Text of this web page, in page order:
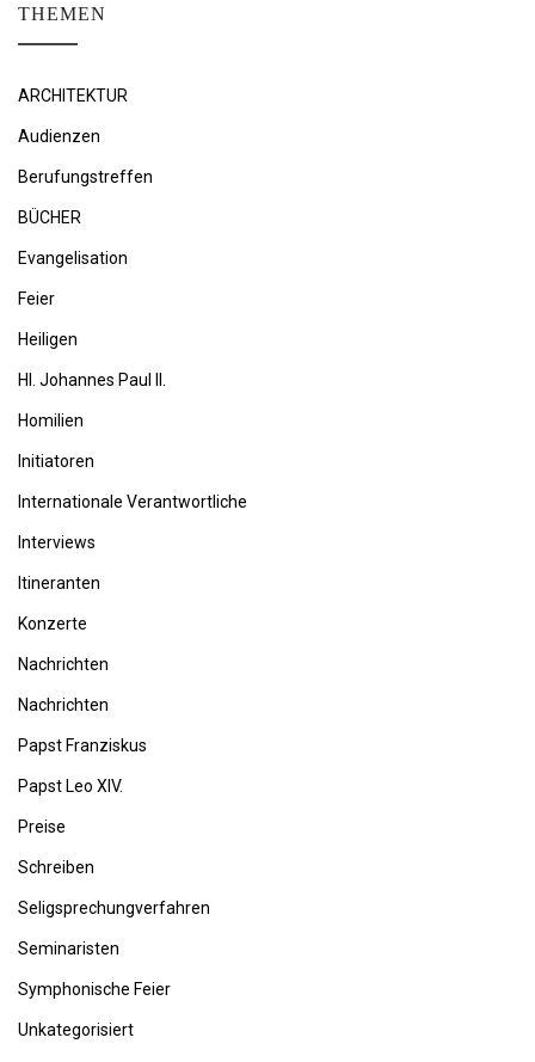
THEMEN
ARCHITEKTUR
Audienzen
Berufungstreffen
BÜCHER
Evangelisation
Feier
Heiligen
Hl. Johannes Paul II.
Homilien
Initiatoren
Internationale Verantwortliche
Interviews
Itineranten
Konzerte
Nachrichten
Nachrichten
Papst Franziskus
Papst Leo XIV.
Preise
Schreiben
Seligsprechungverfahren
Seminaristen
Symphonische Feier
Unkategorisiert